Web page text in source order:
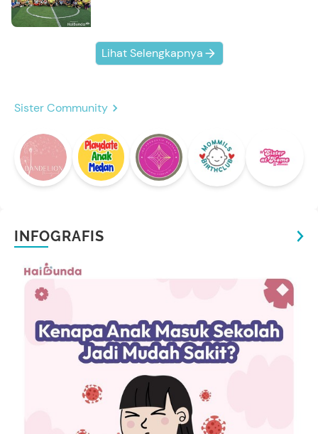
Lihat Selengkapnya
Sister Community
INFOGRAFIS